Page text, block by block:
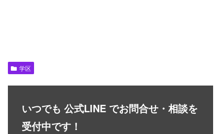
学区
いつでも 公式LINE でお問合せ・相談を
受付中です！